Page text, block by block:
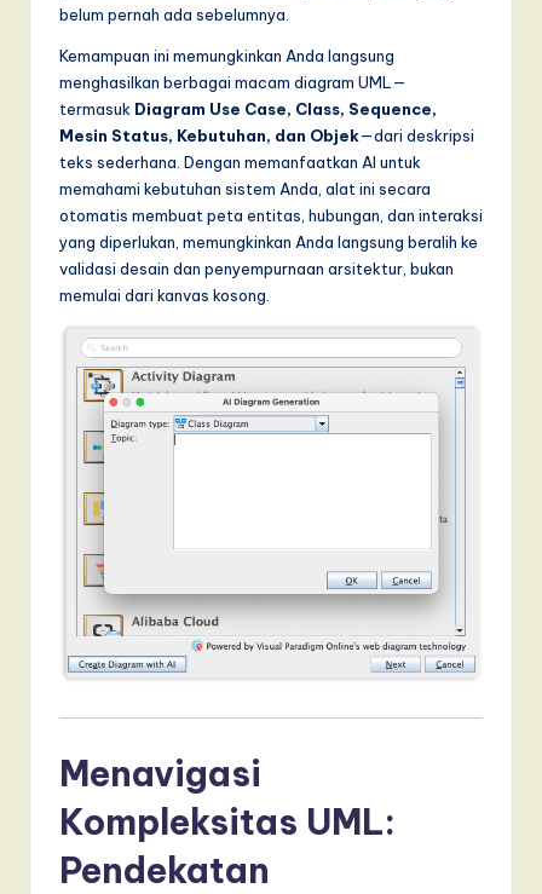
belum pernah ada sebelumnya.
Kemampuan ini memungkinkan Anda langsung
menghasilkan berbagai macam diagram UML—
termasuk Diagram Use Case, Class, Sequence,
Mesin Status, Kebutuhan, dan Objek—dari deskripsi
teks sederhana. Dengan memanfaatkan AI untuk
memahami kebutuhan sistem Anda, alat ini secara
otomatis membuat peta entitas, hubungan, dan interaksi
yang diperlukan, memungkinkan Anda langsung beralih ke
validasi desain dan penyempurnaan arsitektur, bukan
memulai dari kanvas kosong.
Menavigasi
Kompleksitas UML:
Pendekatan